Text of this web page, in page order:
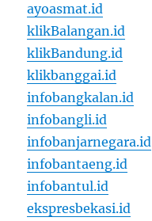
ayoasmat.id
klikBalangan.id
klikBandung.id
klikbanggai.id
infobangkalan.id
infobangli.id
infobanjarnegara.id
infobantaeng.id
infobantul.id
ekspresbekasi.id